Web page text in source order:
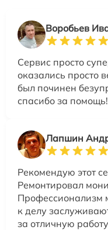
Воробьев
Сервис просто
оказались просто
был починен
спасибо за помощь!
Лапшин
Рекомендую этот
Ремонтировал
Профессионализм
к делу
за отличную